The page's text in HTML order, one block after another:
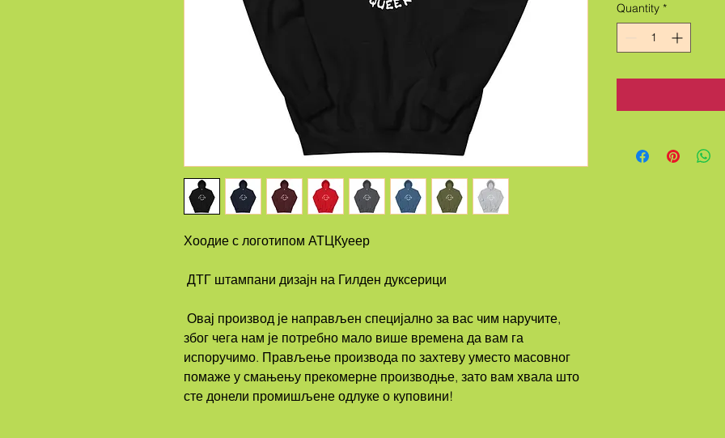
Хоодие с логотипом АТЦКуеер
ДТГ штампани дизајн на Гилден дуксерици
због чега нам је потребно мало више времена да вам га
испоручимо. Прављење производа по захтеву уместо масовног
помаже у смањењу прекомерне производње, зато вам хвала што
сте донели промишљене одлуке о куповини!
Quantity *